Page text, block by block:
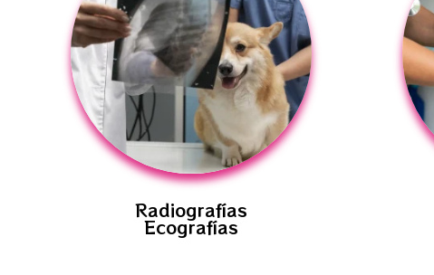
Radiografías
Ecografías